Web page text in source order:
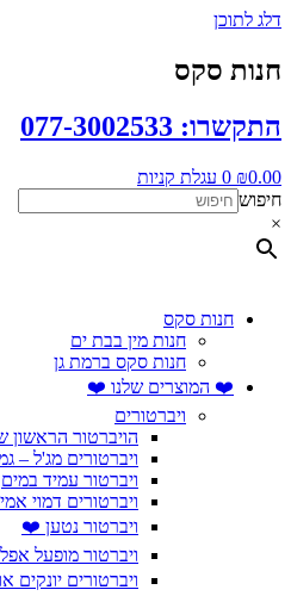
דלג לתוכן
חנות סקס
התקשרו: 077-3002533
₪0.00
0 עגלת קניות
חיפוש
×
חנות סקס
חנות מין בבת ים
חנות סקס ברמת גן
❤️ המוצרים שלנו ❤️
ויברטורים
הויברטור הראשון
ויברטורים מג'ל –
ויברטור עמיד במים
ויברטורים דמוי
ויברטור נטען ❤️
ויברטור מופעל
ויברטורים